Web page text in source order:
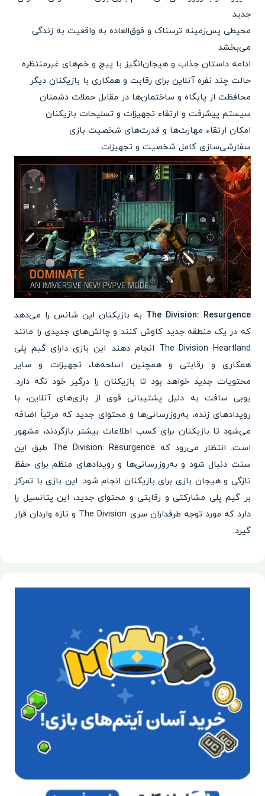
جدید
محیطی پس‌زمینه ترسناک و فوق‌العاده به واقعیت به زندگی
می‌بخشد
ادامه داستان جذاب و هیجان‌انگیز با پیچ و خم‌های غیرمنتظره
حالت چند نفره آنلاین برای رقابت و همکاری با بازیکنان دیگر
محافظت از پایگاه و ساختمان‌ها در مقابل حملات دشمنان
سیستم پیشرفت و ارتقاء تجهیزات و تسلیحات بازیکنان
امکان ارتقاء مهارت‌ها و قدرت‌های شخصیت بازی
سفارشی‌سازی کامل شخصیت و تجهیزات
The Division: Resurgence به بازیکنان این شانس را می‌دهد
که در یک منطقه جدید کاوش کنند و چالش‌های جدیدی را مانند
The Division Heartland انجام دهند. این بازی دارای گیم پلی
همکاری و رقابتی و همچنین اسلحه‌ها، تجهیزات و سایر
محتویات جدید خواهد بود تا بازیکنان را درگیر خود نگه دارد.
یوبی سافت به دلیل پشتیبانی قوی از بازی‌های آنلاین، با
رویدادهای زنده، به‌روزرسانی‌ها و محتوای جدید که مرتباً اضافه
می‌شود تا بازیکنان برای کسب اطلاعات بیشتر بازگردند، مشهور
است. انتظار می‌رود که The Division: Resurgence طبق این
سنت دنبال شود و به‌روزرسانی‌ها و رویدادهای منظم برای حفظ
تازگی و هیجان بازی برای بازیکنان انجام شود. این بازی با تمرکز
بر گیم پلی مشارکتی و رقابتی و محتوای جدید، این پتانسیل را
دارد که مورد توجه طرفداران سری The Division و تازه واردان قرار
گیرد.